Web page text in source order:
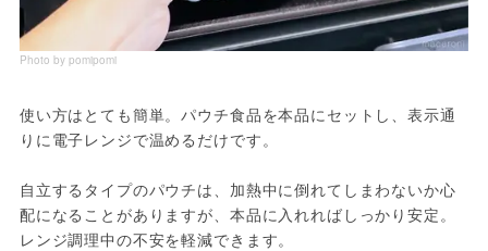
Photo by pomipomi
使い方はとても簡単。パウチ食品を本品にセットし、表示通
りに電子レンジで温めるだけです。
自立するタイプのパウチは、加熱中に倒れてしまわないか心
配になることがありますが、本品に入れればしっかり安定。
レンジ調理中の不安を軽減できます。